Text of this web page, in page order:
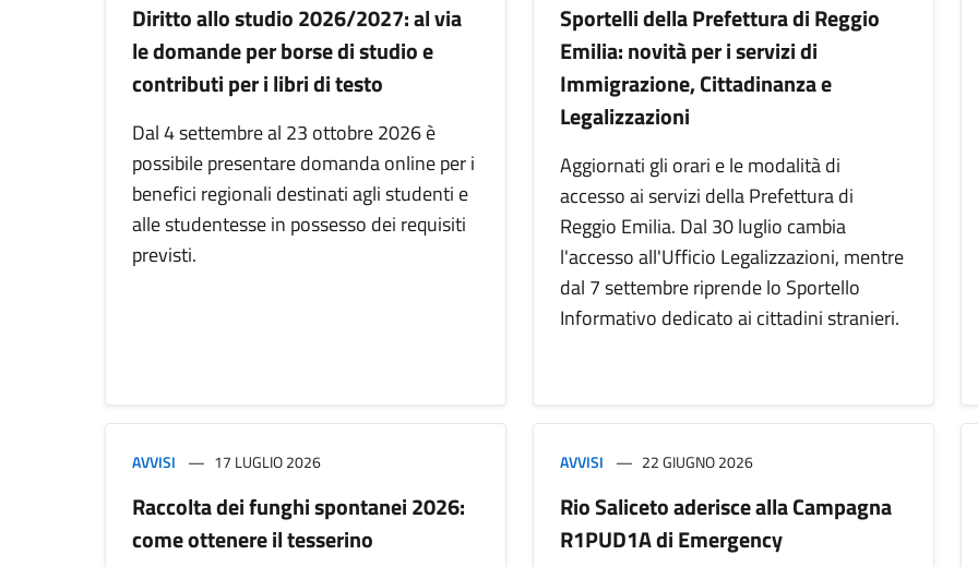
Diritto allo studio 2026/2027: al via
le domande per borse di studio e
contributi per i libri di testo
Dal 4 settembre al 23 ottobre 2026 è
possibile presentare domanda online per i
benefici regionali destinati agli studenti e
alle studentesse in possesso dei requisiti
previsti.
Sportelli della Prefettura di Reggio
Emilia: novità per i servizi di
Immigrazione, Cittadinanza e
Legalizzazioni
Aggiornati gli orari e le modalità di
accesso ai servizi della Prefettura di
Reggio Emilia. Dal 30 luglio cambia
l'accesso all'Ufficio Legalizzazioni, mentre
dal 7 settembre riprende lo Sportello
Informativo dedicato ai cittadini stranieri.
AVVISI 17 LUGLIO 2026
Raccolta dei funghi spontanei 2026:
come ottenere il tesserino
AVVISI 22 GIUGNO 2026
Rio Saliceto aderisce alla Campagna
R1PUD1A di Emergency